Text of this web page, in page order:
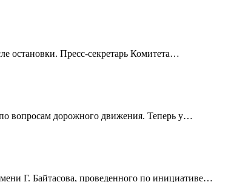
остановки. Пресс-секретарь Комитета…
вопросам дорожного движения. Теперь у…
Г. Байтасова, проведенного по инициативе…